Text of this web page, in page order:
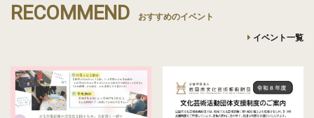
RECOMMEND
おすすめのイベント
イベント一覧